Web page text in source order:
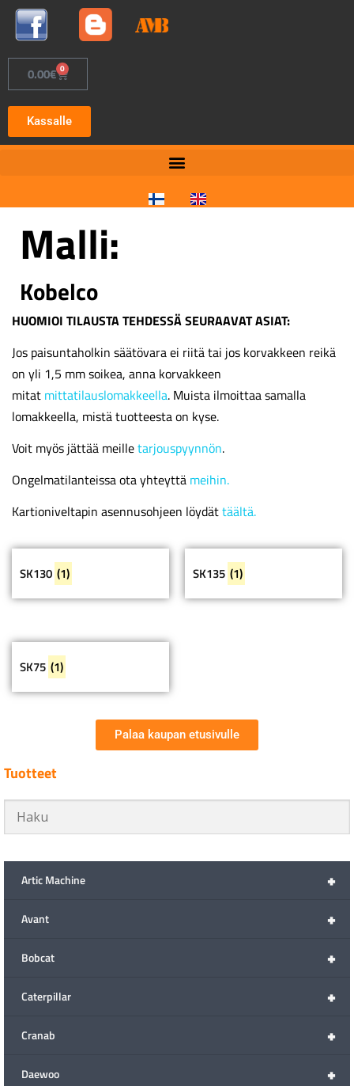
0.00€ 0
Kassalle
Malli:
Kobelco
HUOMIOI TILAUSTA TEHDESSÄ SEURAAVAT ASIAT:
Jos paisuntaholkin säätövara ei riitä tai jos korvakkeen reikä
on yli 1,5 mm soikea, anna korvakkeen
mitat mittatilauslomakkeella. Muista ilmoittaa samalla
lomakkeella, mistä tuotteesta on kyse.
Voit myös jättää meilletarjouspyynnön.
Ongelmatilanteissa ota yhteyttä meihin.
Kartioniveltapin asennusohjeen löydättäältä.
SK130 (1) SK135 (1)
SK75 (1)
Palaa kaupan etusivulle
Tuotteet
+
Artic Machine
+
Avant
+
Bobcat
+
Caterpillar
+
Cranab
+
Daewoo